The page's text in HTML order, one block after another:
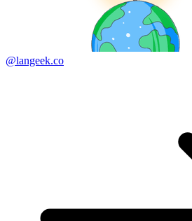
@langeek.co